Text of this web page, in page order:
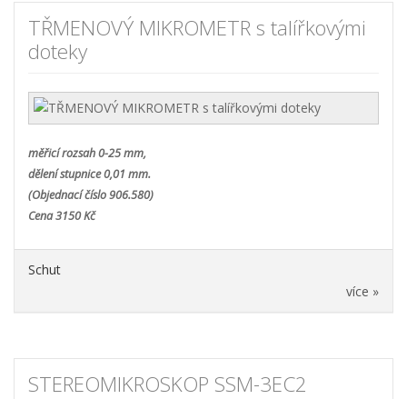
TŘMENOVÝ MIKROMETR s talířkovými
doteky
měřicí rozsah 0-25 mm,
dělení stupnice 0,01 mm.
(Objednací číslo 906.580)
Cena 3150 Kč
Schut
více »
STEREOMIKROSKOP SSM-3EC2